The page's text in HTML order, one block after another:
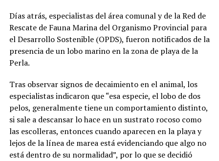
Días atrás, especialistas del área comunal y de la Red de
Rescate de Fauna Marina del Organismo Provincial para
el Desarrollo Sostenible (OPDS), fueron notificados de la
presencia de un lobo marino en la zona de playa de la
Perla.
Tras observar signos de decaimiento en el animal, los
especialistas indicaron que “esa especie, el lobo de dos
pelos, generalmente tiene un comportamiento distinto,
si sale a descansar lo hace en un sustrato rocoso como
las escolleras, entonces cuando aparecen en la playa y
lejos de la línea de marea está evidenciando que algo no
está dentro de su normalidad”, por lo que se decidió